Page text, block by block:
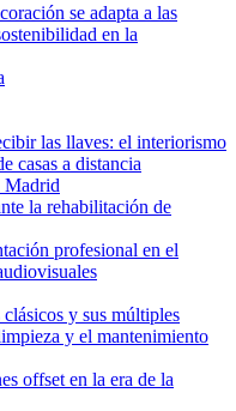
se adapta a las
en la
las llaves: el interiorismo
casas a distancia
Madrid
la rehabilitación de
profesional en el
y sus múltiples
y el mantenimiento
offset en la era de la